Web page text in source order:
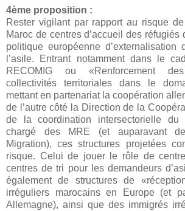
4ème proposition :
Rester vigilant par rapport au risque
Maroc de centres d’accueil des réfugiés
politique européenne d’externalisation
l’asile. Entrant notamment dans le
RECOMIG ou «Renforcement
collectivités territoriales dans le
mettant en partenariat la coopération
de l’autre côté la Direction de la
de la coordination intersectorielle du
chargé des MRE (et auparavant
Migration), ces structures projetées
risque. Celui de jouer le rôle de
centres de tri pour les demandeurs
également de structures de
irréguliers marocains en Europe (et
Allemagne), ainsi que des immigrés